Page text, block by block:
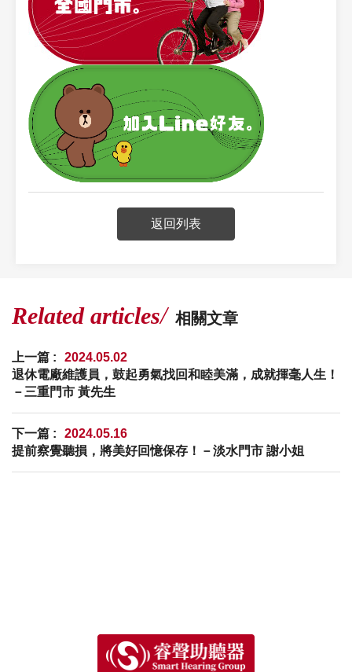
返回列表
Related articles 相關文章
上一篇 :
2024.05.02
退休電廠維護員，鼓起勇氣找回和睦美滿，成就揮毫人生！
－三重門市 黃先生
下一篇 :
2024.05.16
提前察覺聽損，將美好回憶保存！－淡水門市 謝小姐